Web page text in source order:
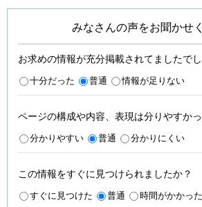
みなさんの声をお聞かせ
お求めの情報が充分掲載されてましたで
十分だった 普通 情報が足りない
ページの構成や内容、表現は分りやすか
分かりやすい 普通 分かりにくい
この情報をすぐに見つけられましたか？
すぐに見つけた 普通 時間がかかった